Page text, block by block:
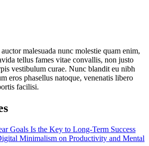
malesuada nunc molestie quam enim,
tellus fames vitae convallis, non justo
vestibulum curae. Nunc blandit eu nibh
eros phasellus natoque, venenatis libero
facilisi.
Goals Is the Key to Long-Term Success
Minimalism on Productivity and Mental